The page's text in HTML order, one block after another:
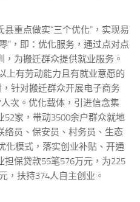
重点做实“三个优化”，实现易
”，即：优化服务，通过点对点
为搬迁群众提供就业服务。
上有劳动能力且有就业意愿的
，针对搬迁群众开展电子商务
次。优化载体，引进信念集
52家，带动3500余户群众就地
络员、保安员、村务员、生态
化模式，落实创业补贴、开通
保贷款55笔576万元，为225
，扶持374人自主创业。